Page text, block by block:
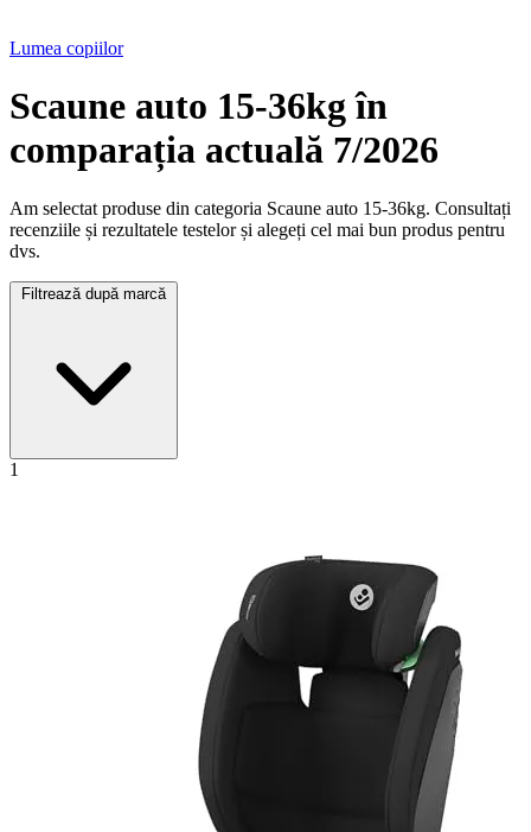
Lumea copiilor
Scaune auto 15-36kg în
comparația actuală 7/2026
Am selectat produse din categoria Scaune auto 15-36kg. Consultați
recenziile și rezultatele testelor și alegeți cel mai bun produs pentru
dvs.
1